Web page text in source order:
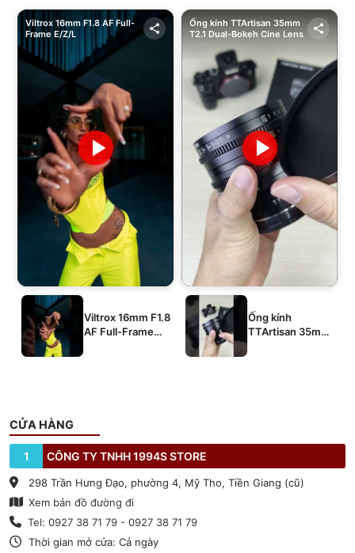
Viltrox 16mm F1.8 AF Full-
Frame E/Z/L
Viltrox 16mm F1.8
AF Full-Frame
Ống kính TTArtisan 35mm
T2.1 Dual-Bokeh Cine Lens
Ống kính
TTArtisan 35mm
CỬA HÀNG
1 CÔNG TY TNHH 1994S STORE
298 Trần Hưng Đạo, phường 4, Mỹ Tho, Tiền Giang (cũ)
Xem bản đồ đường đi
Tel: 0927 38 71 79 - 0927 38 71 79
Thời gian mở cửa: Cả ngày